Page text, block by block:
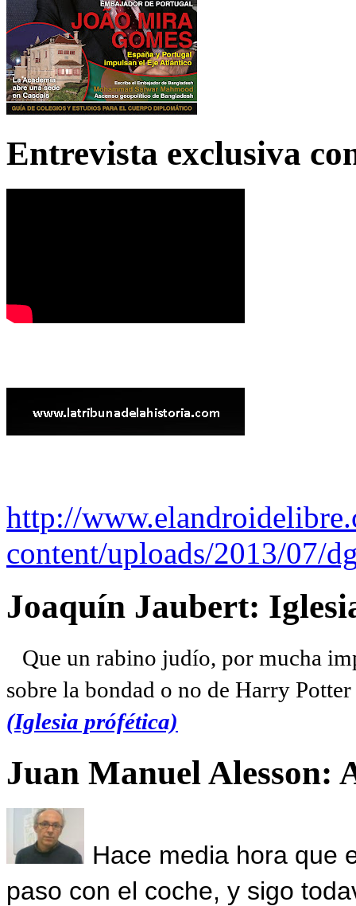
Entrevista exclusiva
http://
content/uploads/2013/07/
Joaquín Jaubert:
Que un rabino judío, por mucha
sobre la bondad o no de Harry
(Iglesia prófética)
Juan Manuel Alesson:
Hace media hora que
paso con el coche, y sigo